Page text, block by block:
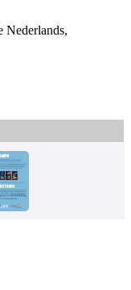
Nederlands,